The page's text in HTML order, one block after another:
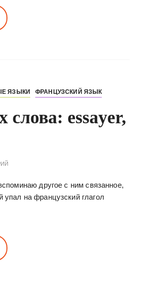
ЯЗЫКИ ФРАНЦУЗСКИЙ ЯЗЫК
essayer,
другое с ним связанное,
на французский глагол